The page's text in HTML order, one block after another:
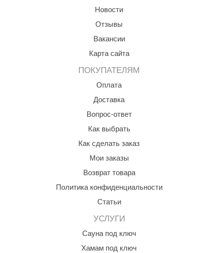
Новости
Отзывы
Вакансии
Карта сайта
ПОКУПАТЕЛЯМ
Оплата
Доставка
Вопрос-ответ
Как выбрать
Как сделать заказ
Мои заказы
Возврат товара
Политика конфиденциальности
Статьи
УСЛУГИ
Сауна под ключ
Хамам под ключ